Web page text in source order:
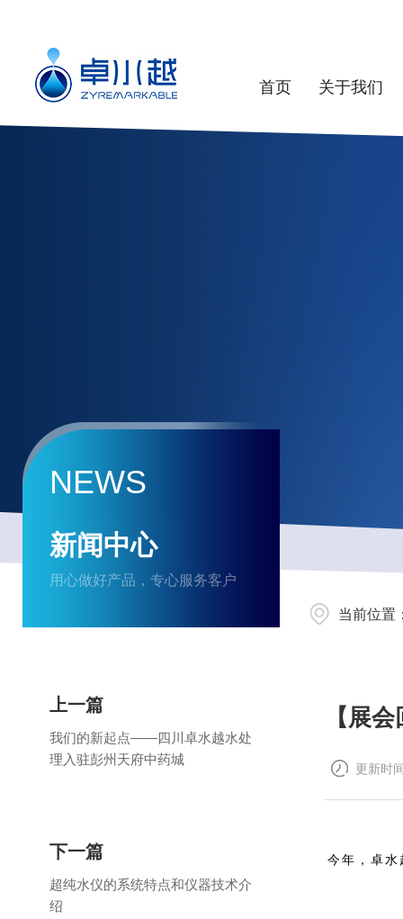
首页 关于我们
NEWS
新闻中心
用心做好产品，专心服务客户
当前位置
【展
更新时
今年，卓
上一篇
我们的新起点——四川卓水越水处
理入驻彭州天府中药城
下一篇
超纯水仪的系统特点和仪器技术介
绍